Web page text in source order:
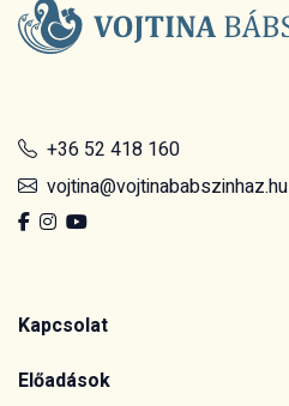
+36 52 418 160
vojtina@vojtinababszinhaz.hu
Kapcsolat
Előadások